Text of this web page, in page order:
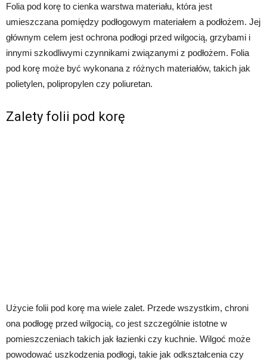
Folia pod korę to cienka warstwa materiału, która jest
umieszczana pomiędzy podłogowym materiałem a podłożem. Jej
głównym celem jest ochrona podłogi przed wilgocią, grzybami i
innymi szkodliwymi czynnikami związanymi z podłożem. Folia
pod korę może być wykonana z różnych materiałów, takich jak
polietylen, polipropylen czy poliuretan.
Zalety folii pod korę
Użycie folii pod korę ma wiele zalet. Przede wszystkim, chroni
ona podłogę przed wilgocią, co jest szczególnie istotne w
pomieszczeniach takich jak łazienki czy kuchnie. Wilgoć może
powodować uszkodzenia podłogi, takie jak odkształcenia czy